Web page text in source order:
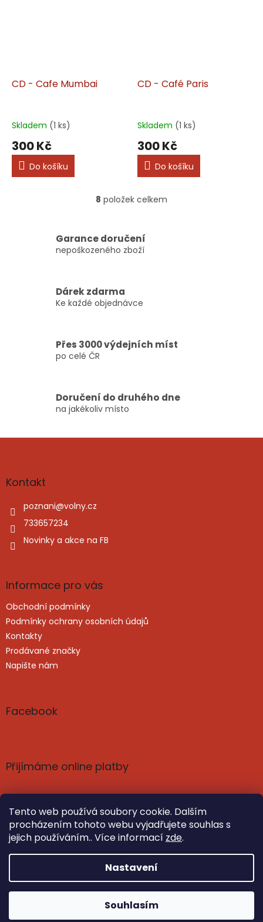
Tento web používá soubory cookie. Dalším
procházením tohoto webu vyjadřujete souhlas s
jejich používáním.. Více informací zde.
Nastavení
Souhlasím
CD - Cafe Mumbai
Skladem (1 ks)
300 Kč
Do košíku
CD - Café Paris
Skladem (1 ks)
300 Kč
Do košíku
O
á
d
r
v
s
u
8 položek celkem
Garance doručení
nepoškozeného zboží
Dárek zdarma
Ke každé objednávce
Přes 3000 výdejních míst
po celé ČR
Doručení do druhého dne
na jakékoliv místo
Z
aKontakt
poznani@volny.cz
733657234
Novinky a akce na FB
Informace pro vás
Obchodní podmínky
Podmínky ochrany osobních údajů
Kontakty
Prodávané značky
Napište nám
Facebook
Přijímáme online platby
Nastavil tým EshopyUmíme.cz
Copyright 2026Poznání a harmonie: knihy, čaje,
kosmetika | SvetPoznani.cz. Všechna práva vyhrazena.